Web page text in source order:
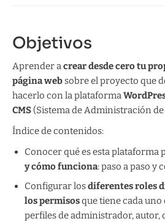
Objetivos
Aprender acrear desde cero tu
página websobre el proyecto que
hacerlo con la plataforma
CMS(Sistema de Administración
Índice de contenidos:
Conocer qué es esta plataforma
y cómo funciona: paso a paso y
Configurar losdiferentes roles
los permisosque tiene cada uno
perfiles de administrador, autor,